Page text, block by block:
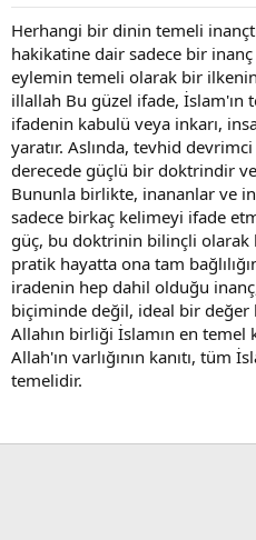
Herhangi bir dinin temeli
hakikatine dair sadece bir
eylemin temeli olarak bir
illallah Bu güzel ifade, İslam'ın
ifadenin kabulü veya inkarı,
yaratır. Aslında, tevhid
derecede güçlü bir doktrindir ve
Bununla birlikte, inananlar ve
sadece birkaç kelimeyi ifade
güç, bu doktrinin bilinçli olarak
pratik hayatta ona tam
iradenin hep dahil olduğu
biçiminde değil, ideal bir değer
Allahın birliği İslamın en temel
Allah'ın varlığının kanıtı, tüm
temelidir.